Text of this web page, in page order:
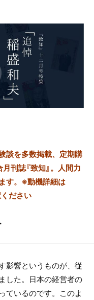
談を多数掲載、定期購
刊誌『致知』。人間力
す。※動機詳細は
ださい
影響というものが、従
した。日本の経営者の
ているのです。このよ